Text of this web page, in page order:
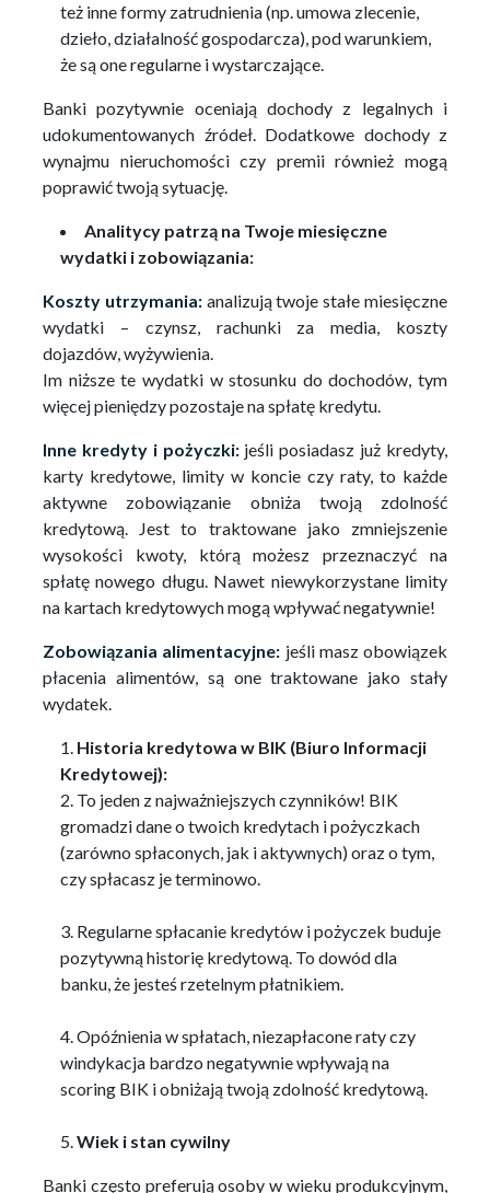
też inne formy zatrudnienia (np. umowa zlecenie,
dzieło, działalność gospodarcza), pod warunkiem,
że są one regularne i wystarczające.
Banki pozytywnie oceniają dochody z legalnych i
udokumentowanych źródeł. Dodatkowe dochody z
wynajmu nieruchomości czy premii również mogą
poprawić twoją sytuację.
Analitycy patrzą na Twoje miesięczne
wydatki i zobowiązania:
Koszty utrzymania:analizują twoje stałe miesięczne
wydatki – czynsz, rachunki za media, koszty
dojazdów, wyżywienia.
Im niższe te wydatki w stosunku do dochodów, tym
więcej pieniędzy pozostaje na spłatę kredytu.
Inne kredyty i pożyczki: jeśli posiadasz już kredyty,
karty kredytowe, limity w koncie czy raty, to każde
aktywne zobowiązanie obniża twoją zdolność
kredytową. Jest to traktowane jako zmniejszenie
wysokości kwoty, którą możesz przeznaczyć na
spłatę nowego długu. Nawet niewykorzystane limity
na kartach kredytowych mogą wpływać negatywnie!
Zobowiązania alimentacyjne: jeśli masz obowiązek
płacenia alimentów, są one traktowane jako stały
wydatek.
Historia kredytowa w BIK (Biuro Informacji
Kredytowej):
To jeden z najważniejszych czynników! BIK
gromadzi dane o twoich kredytach i pożyczkach
(zarówno spłaconych, jak i aktywnych) oraz o tym,
czy spłacasz je terminowo.
Regularne spłacanie kredytów i pożyczek buduje
pozytywną historię kredytową. To dowód dla
banku, że jesteś rzetelnym płatnikiem.
Opóźnienia w spłatach, niezapłacone raty czy
windykacja bardzo negatywnie wpływają na
scoring BIK i obniżają twoją zdolność kredytową.
Wiek i stan cywilny
Banki często preferują osoby w wieku produkcyjnym,